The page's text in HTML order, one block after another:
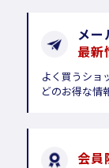
メー
最新
よく買うショ
どのお得な情
会員